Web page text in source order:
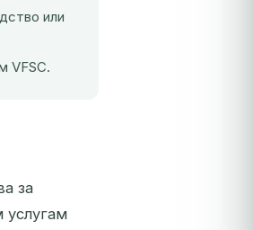
или
VFSC.
за
услугам